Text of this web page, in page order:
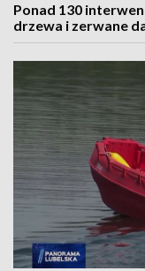
Ponad 130
drzewa i zerwane